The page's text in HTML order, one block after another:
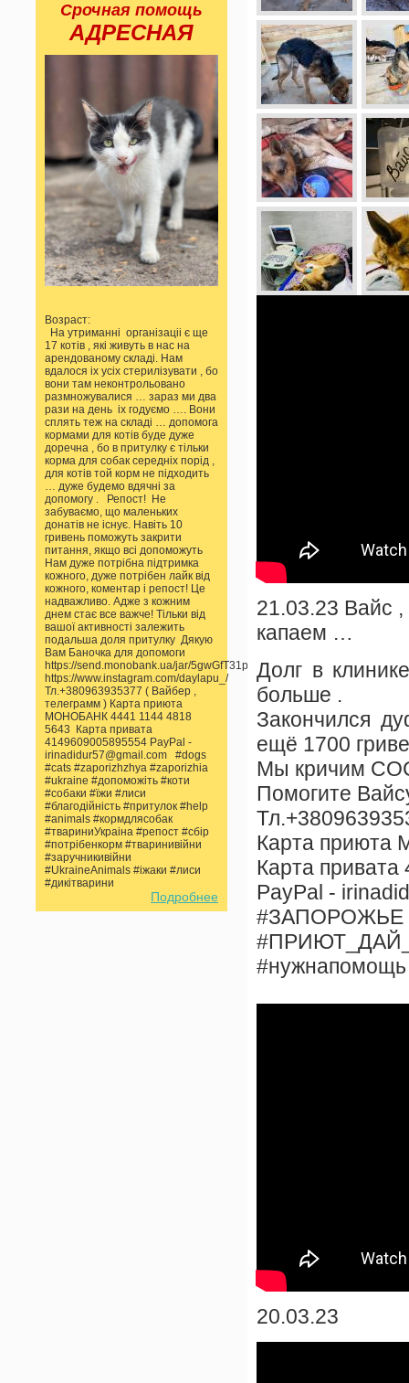
Срочная помощь
АДРЕСНАЯ
Возраст:
На утриманні організаціі є ще
17 котів , які живуть в нас на
арендованому складі. Нам
вдалося іх усіх стерилізувати , бо
вони там неконтрольовано
размножувалися … зараз ми два
рази на день іх годуємо …. Вони
сплять теж на складі … допомога
кормами для котів буде дуже
доречна , бо в притулку є тільки
корма для собак середніх порід ,
для котів той корм не підходить
… дуже будемо вдячні за
допомогу . Репост! Не
забуваємо, що маленьких
донатів не існує. Навіть 10
гривень поможуть закрити
питання, якщо всі допоможуть
Нам дуже потрібна підтримка
кожного, дуже потрібен лайк від
кожного, коментар і репост! Це
надважливо. Адже з кожним
днем стає все важче! Тільки від
вашої активності залежить
подальша доля притулку Дякую
Вам Баночка для допомоги
https://send.monobank.ua/jar/5gwGfT31pp
https://www.instagram.com/daylapu_/
Тл.+380963935377 ( Вайбер ,
телеграмм ) Карта приюта
МОНОБАНК 4441 1144 4818
5643 Карта привата
4149609005895554 PayPal -
irinadidur57@gmail.com #dogs
#cats #zaporizhzhya #zaporizhia
#ukraine #допоможіть #коти
#собаки #їжи #лиси
#благодійність #притулок #help
#animals #кормдлясобак
#твариниУкраіна #репост #сбір
#потрібенкорм #тваринивійни
#заручникивійни
#UkraineAnimals #іжаки #лиси
#дикітварини
Подробнее
21.03.23 Вайс
капаем …
Долг в
больше .
Закончился
ещё 1700
Мы кричим
Помогите
Карта
Карта
PayPal -
#ЗАПОРОЖЬЕ
#нужнапомощь
20.03.23